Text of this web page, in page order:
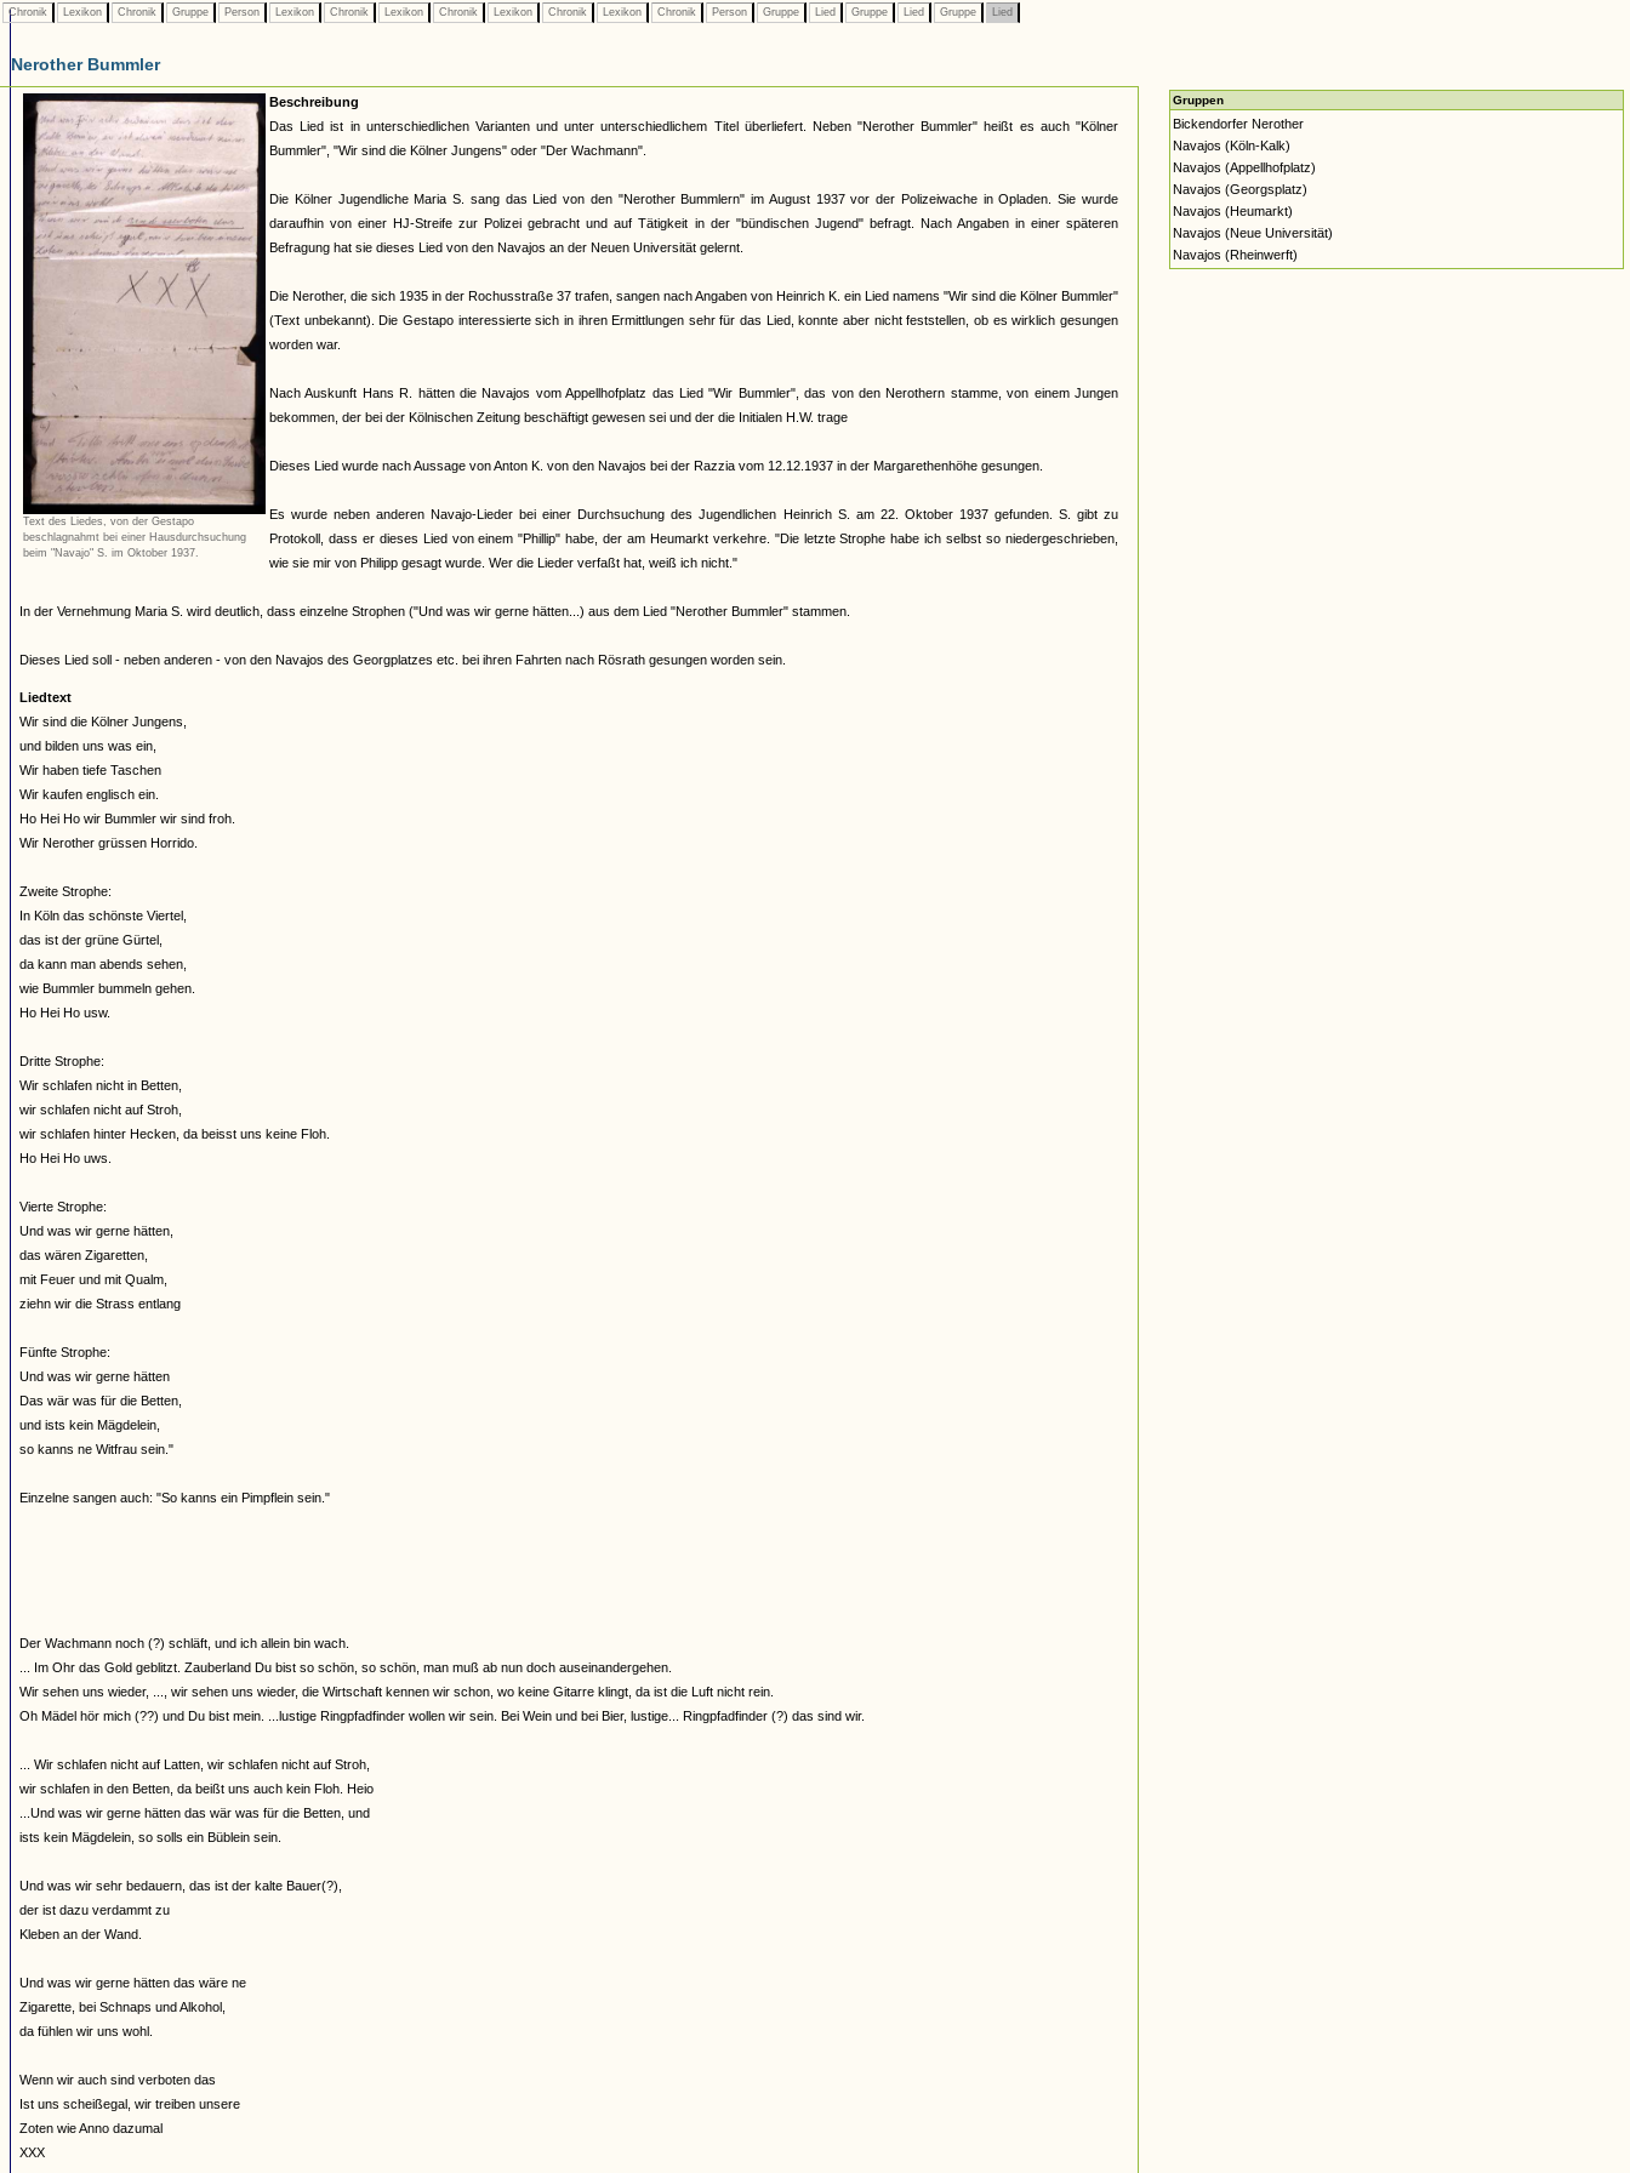
Chronik Lexikon Chronik Gruppe Person Lexikon Chronik Lexikon Chronik Lexikon Chronik Lexikon Chronik Person Gruppe Lied Gruppe Lied Gruppe Lied
Nerother Bummler
Text des Liedes, von der Gestapo
beschlagnahmt bei einer Hausdurchsuchung
beim "Navajo" S. im Oktober 1937.
Beschreibung
Das Lied ist in unterschiedlichen Varianten und unter unterschiedlichem Titel überliefert. Neben "Nerother Bummler" heißt es auch "Kölner
Bummler", "Wir sind die Kölner Jungens" oder "Der Wachmann".
Die Kölner Jugendliche Maria S. sang das Lied von den "Nerother Bummlern" im August 1937 vor der Polizeiwache in Opladen. Sie wurde
daraufhin von einer HJ-Streife zur Polizei gebracht und auf Tätigkeit in der "bündischen Jugend" befragt. Nach Angaben in einer späteren
Befragung hat sie dieses Lied von den Navajos an der Neuen Universität gelernt.
Die Nerother, die sich 1935 in der Rochusstraße 37 trafen, sangen nach Angaben von Heinrich K. ein Lied namens "Wir sind die Kölner Bummler"
(Text unbekannt). Die Gestapo interessierte sich in ihren Ermittlungen sehr für das Lied, konnte aber nicht feststellen, ob es wirklich gesungen
worden war.
Nach Auskunft Hans R. hätten die Navajos vom Appellhofplatz das Lied "Wir Bummler", das von den Nerothern stamme, von einem Jungen
bekommen, der bei der Kölnischen Zeitung beschäftigt gewesen sei und der die Initialen H.W. trage
Dieses Lied wurde nach Aussage von Anton K. von den Navajos bei der Razzia vom 12.12.1937 in der Margarethenhöhe gesungen.
Es wurde neben anderen Navajo-Lieder bei einer Durchsuchung des Jugendlichen Heinrich S. am 22. Oktober 1937 gefunden. S. gibt zu
Protokoll, dass er dieses Lied von einem "Phillip" habe, der am Heumarkt verkehre. "Die letzte Strophe habe ich selbst so niedergeschrieben,
wie sie mir von Philipp gesagt wurde. Wer die Lieder verfaßt hat, weiß ich nicht."
In der Vernehmung Maria S. wird deutlich, dass einzelne Strophen ("Und was wir gerne hätten...) aus dem Lied "Nerother Bummler" stammen.
Dieses Lied soll - neben anderen - von den Navajos des Georgplatzes etc. bei ihren Fahrten nach Rösrath gesungen worden sein.
Liedtext
Wir sind die Kölner Jungens,
und bilden uns was ein,
Wir haben tiefe Taschen
Wir kaufen englisch ein.
Ho Hei Ho wir Bummler wir sind froh.
Wir Nerother grüssen Horrido.
Zweite Strophe:
In Köln das schönste Viertel,
das ist der grüne Gürtel,
da kann man abends sehen,
wie Bummler bummeln gehen.
Ho Hei Ho usw.
Dritte Strophe:
Wir schlafen nicht in Betten,
wir schlafen nicht auf Stroh,
wir schlafen hinter Hecken, da beisst uns keine Floh.
Ho Hei Ho uws.
Vierte Strophe:
Und was wir gerne hätten,
das wären Zigaretten,
mit Feuer und mit Qualm,
ziehn wir die Strass entlang
Fünfte Strophe:
Und was wir gerne hätten
Das wär was für die Betten,
und ists kein Mägdelein,
so kanns ne Witfrau sein."
Einzelne sangen auch: "So kanns ein Pimpflein sein."
Der Wachmann noch (?) schläft, und ich allein bin wach.
... Im Ohr das Gold geblitzt. Zauberland Du bist so schön, so schön, man muß ab nun doch auseinandergehen.
Wir sehen uns wieder, ..., wir sehen uns wieder, die Wirtschaft kennen wir schon, wo keine Gitarre klingt, da ist die Luft nicht rein.
Oh Mädel hör mich (??) und Du bist mein. ...lustige Ringpfadfinder wollen wir sein. Bei Wein und bei Bier, lustige... Ringpfadfinder (?) das sind wir.
... Wir schlafen nicht auf Latten, wir schlafen nicht auf Stroh,
wir schlafen in den Betten, da beißt uns auch kein Floh. Heio
...Und was wir gerne hätten das wär was für die Betten, und
ists kein Mägdelein, so solls ein Büblein sein.
Und was wir sehr bedauern, das ist der kalte Bauer(?),
der ist dazu verdammt zu
Kleben an der Wand.
Und was wir gerne hätten das wäre ne
Zigarette, bei Schnaps und Alkohol,
da fühlen wir uns wohl.
Wenn wir auch sind verboten das
Ist uns scheißegal, wir treiben unsere
Zoten wie Anno dazumal
XXX
Gruppen
Bickendorfer Nerother
Navajos (Köln-Kalk)
Navajos (Appellhofplatz)
Navajos (Georgsplatz)
Navajos (Heumarkt)
Navajos (Neue Universität)
Navajos (Rheinwerft)